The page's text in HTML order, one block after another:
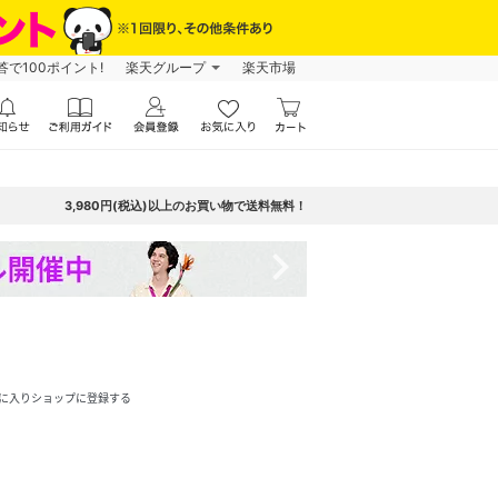
で100ポイント! 楽天グループ 楽天市場
3,980円(税込)以上のお買い物で送料無料！
入りショップに登録する